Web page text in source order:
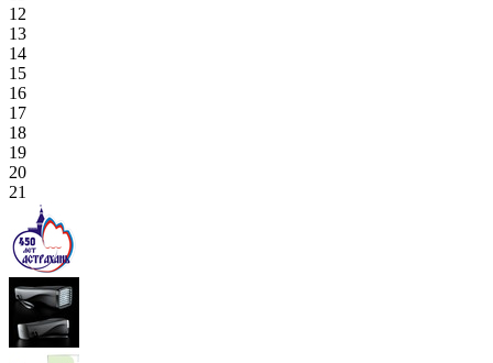
12
13
14
15
16
17
18
19
20
21